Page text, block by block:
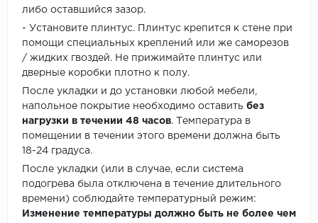
либо оставшийся зазор.
- Установите плинтус. Плинтус крепится к стене при
помощи специальных креплений или же саморезов
/ жидких гвоздей. Не прижимайте плинтус или
дверные коробки плотно к полу.
После укладки и до установки любой мебели,
напольное покрытие необходимо оставить без
нагрузки в течении 48 часов. Температура в
помещении в течении этого времени должна быть
18-24 градуса.
После укладки (или в случае, если система
подогрева была отключена в течение длительного
времени) соблюдайте температурный режим:
Изменение температуры должно быть не более чем